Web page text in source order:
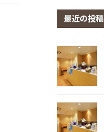
最近の投稿